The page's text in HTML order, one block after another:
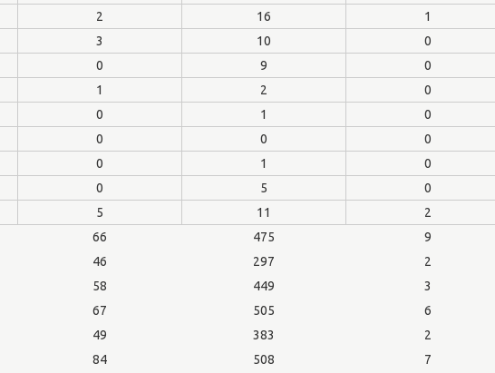
2 16
1
3 10
0
0 9
0
1 2
0
0 1
0
0 0
0
0 1
0
0 5
0
5 11
2
66 475
9
46 297
2
58 449
3
67 505
6
49 383
2
84 508
7